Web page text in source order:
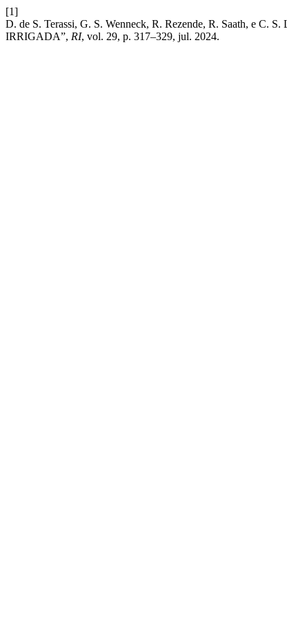
[1]
D. de S. Terassi, G. S. Wenneck, R. Rezende, R. Saath, e
IRRIGADA”, RI, vol. 29, p. 317–329, jul. 2024.